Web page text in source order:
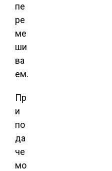
пе
ре
ме
ши
ва
ем.
Пр
и
по
да
че
мо